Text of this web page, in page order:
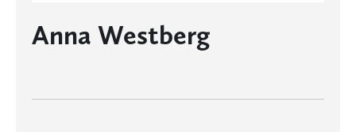
Anna Westberg